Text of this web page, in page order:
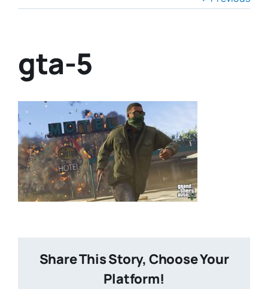
gta-5
Share This Story, Choose Your
Platform!